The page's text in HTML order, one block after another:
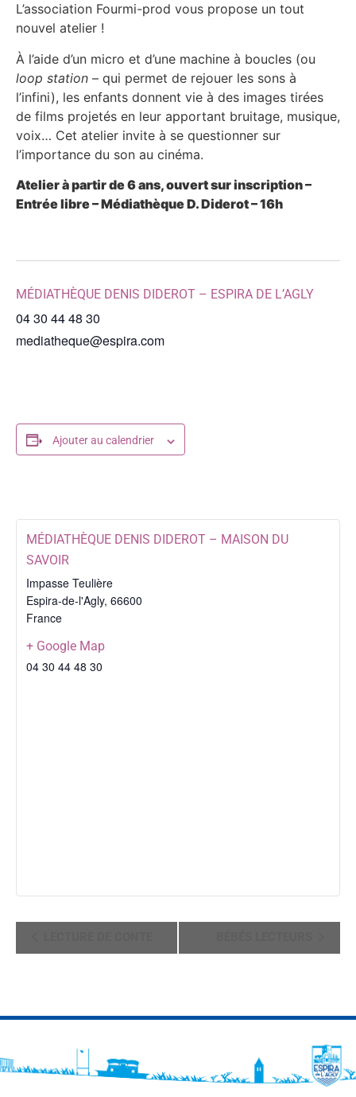
L’association Fourmi-prod vous propose un tout
nouvel atelier !
À l’aide d’un micro et d’une machine à boucles (ou
loop station – qui permet de rejouer les sons à
l’infini), les enfants donnent vie à des images tirées
de films projetés en leur apportant bruitage, musique,
voix… Cet atelier invite à se questionner sur
l’importance du son au cinéma.
Atelier à partir de 6 ans, ouvert sur inscription–
Entrée libre–Médiathèque D. Diderot – 16h
MÉDIATHÈQUE DENIS DIDEROT – ESPIRA DE L’AGLY
04 30 44 48 30
mediatheque@espira.com
Ajouter au calendrier
MÉDIATHÈQUE DENIS DIDEROT – MAISON DU
SAVOIR
Impasse Teulière
Espira-de-l'Agly, 66600
France
+ Google Map
04 30 44 48 30
ÉVÈNEMENT